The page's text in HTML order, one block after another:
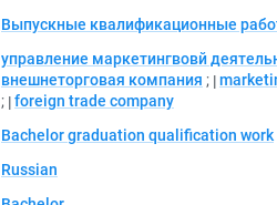
Выпускные квалификационные
управление маркетингвовй
внешнеторговая компания ;
; foreign trade company
Bachelor graduation qualification work
Russian